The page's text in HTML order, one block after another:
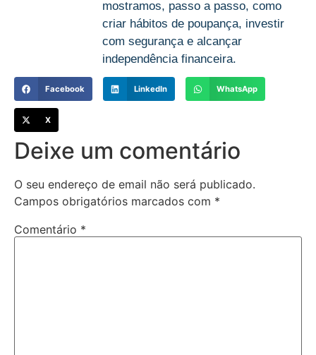
mostramos, passo a passo, como
criar hábitos de poupança, investir
com segurança e alcançar
independência financeira.
Facebook LinkedIn WhatsApp
X
Deixe um comentário
O seu endereço de email não será publicado.
Campos obrigatórios marcados com *
Comentário *